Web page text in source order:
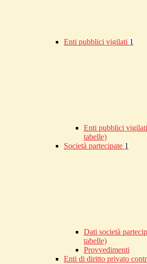
Enti pubblici vigilati 1
Enti pubblici
tabelle)
Società partecipate 1
Dati società
tabelle)
Provvedimenti
Enti di diritto privato